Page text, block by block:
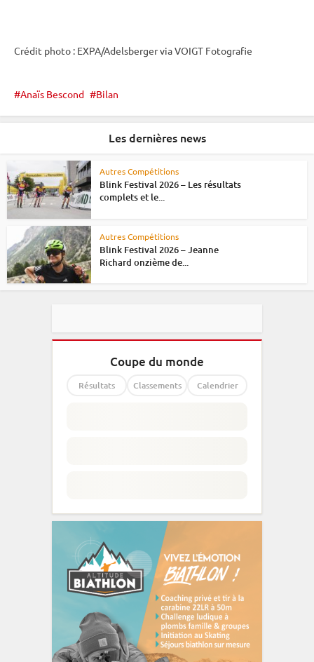
Crédit photo : EXPA/Adelsberger via VOIGT Fotografie
Anaïs Bescond Bilan
Les dernières news
Autres Compétitions
Blink Festival 2026 – Les résultats
complets et le...
Autres Compétitions
Blink Festival 2026 – Jeanne
Richard onzième de...
Coupe du monde
Résultats Classements Calendrier